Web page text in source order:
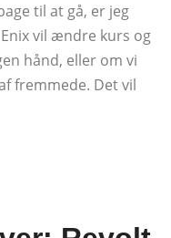
til at gå, er jeg
vil ændre kurs og
hånd, eller om vi
fremmede. Det vil